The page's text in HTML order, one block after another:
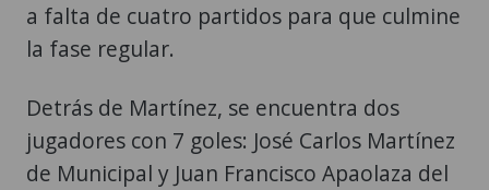
a falta de cuatro partidos para que culmine
la fase regular.
Detrás de Martínez, se encuentra dos
jugadores con 7 goles: José Carlos Martínez
de Municipal y Juan Francisco Apaolaza del